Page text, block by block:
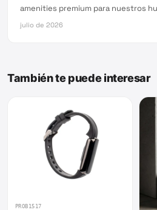
amenities premium para nuestros
julio de 2026
También te puede interesar
PROB1517